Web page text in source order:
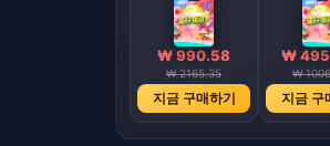
₩ 990.58
₩ 2165.35
지금 구매하기
₩
₩
지금 구